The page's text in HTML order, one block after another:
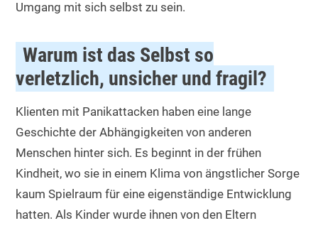
Umgang mit sich selbst zu sein.
Warum ist das Selbst so
verletzlich, unsicher und fragil?
Klienten mit Panikattacken haben eine lange
Geschichte der Abhängigkeiten von anderen
Menschen hinter sich. Es beginnt in der frühen
Kindheit, wo sie in einem Klima von ängstlicher Sorge
kaum Spielraum für eine eigenständige Entwicklung
hatten. Als Kinder wurde ihnen von den Eltern